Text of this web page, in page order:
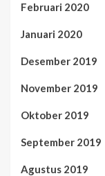
Februari 2020
Januari 2020
Desember 2019
November 2019
Oktober 2019
September 2019
Agustus 2019